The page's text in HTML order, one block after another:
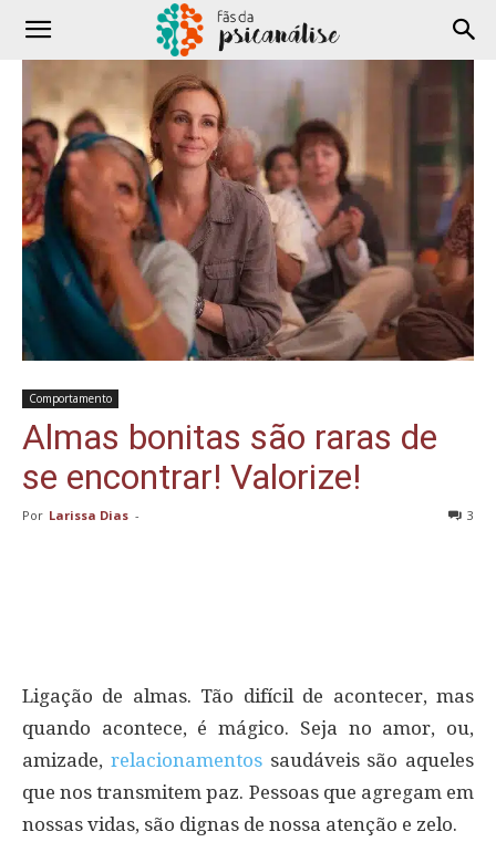
Comportamento
Almas bonitas são raras de
se encontrar! Valorize!
Por Larissa Dias - 3
Ligação de almas. Tão difícil de acontecer, mas
quando acontece, é mágico. Seja no amor, ou,
amizade, relacionamentossaudáveis são aqueles
que nos transmitem paz. Pessoas que agregam em
nossas vidas, são dignas de nossa atenção e zelo.